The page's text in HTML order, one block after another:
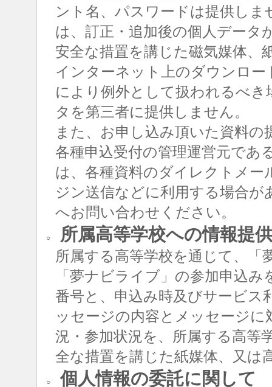
ント名、パスワードは提供し
は、訂正・追加後の個人データ
安全な措置を講じた磁気媒体、
インターネット上のダウンロ
により例外として扱われるべ
タを第三者に提供しません。
また、お申し込み頂いた資料
各種申込受付の管理運営元であ
は、各種資料のダイレクトメー
ジン送信などに利用する場合
へお問い合わせください。
○ 所属高等学校への情報提
所属する高等学校を通じて、「
「夢ナビライブ」の参加申込
番号と、申込み時及びサービス
ッセージの内容とメッセージ
況・参加状況を、所属する高等
全な措置を講じた紙媒体、又は
○ 個人情報の委託に関して